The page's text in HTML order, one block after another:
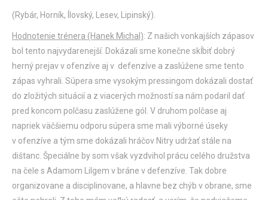
(Rybár, Horník, Ílovský, Lesev, Lipinský).
Hodnotenie trénera (Hanek Michal): Z našich vonkajších zápasov
bol tento najvydarenejší. Dokázali sme konečne skĺbiť dobrý
herný prejav v ofenzíve aj v defenzíve a zaslúžene sme tento
zápas vyhrali. Súpera sme vysokým pressingom dokázali dostať
do zložitých situácií a z viacerých možností sa nám podaril dať
pred koncom polčasu zaslúžene gól. V druhom polčase aj
napriek väčšiemu odporu súpera sme mali výborné úseky
v ofenzíve a tým sme dokázali hráčov Nitry udržať stále na
dištanc. Špeciálne by som však vyzdvihol prácu celého družstva
na čele s Adamom Lilgem v bráne v defenzíve. Tak dobre
organizovane a disciplinovane, a hlavne bez chýb v obrane, sme